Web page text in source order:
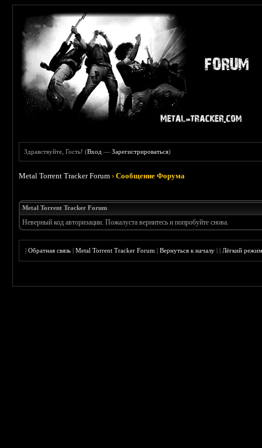
Здравствуйте, Гость! (Вход —Зарегистрироваться)
Metal Torrent Tracker Forum ›Сообщение Форума
Metal Torrent Tracker Forum
Неверный код авторизации. Пожалуста вернитесь и попробуйте снова.
|Обратная связь |Metal Torrent Tracker Forum |Вернуться к началу ||Лёгкий